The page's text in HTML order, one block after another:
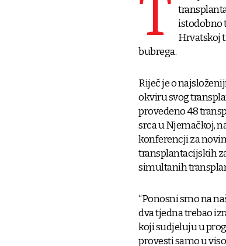
T istodobno
Hrvatskoj
bubrega.
Riječ je o
okviru svog
provedeno 48
srca u Njemačkoj,
konferencji za
transplantacijskih
simultanih
“Ponosni smo na
dva tjedna trebao
koji sudjeluju u
provesti samo u